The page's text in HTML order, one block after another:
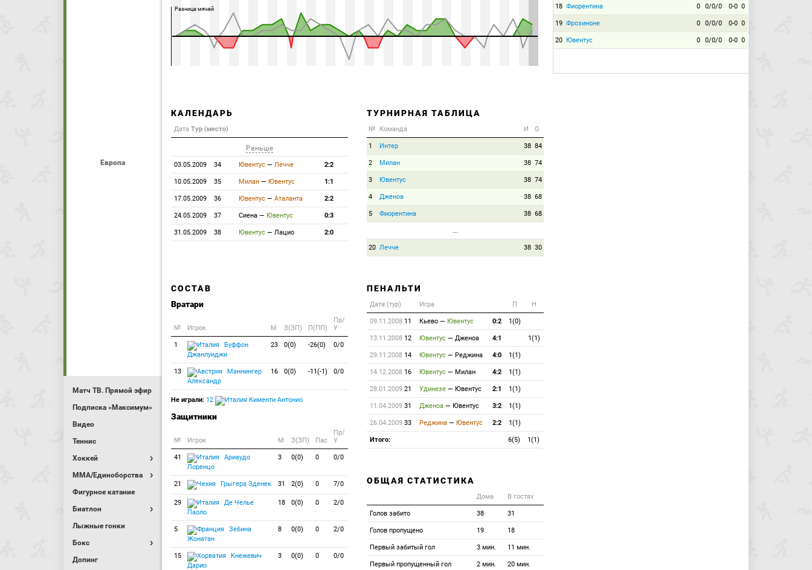
Европа
Матч ТВ. Прямой эфир
Подписка «Максимум»
Видео
Теннис
Хоккей
MMA/Единоборства
Фигурное катание
Биатлон
Лыжные гонки
Бокс
Допинг
Разница мячей
КАЛЕНДАРЬ
Дата Тур (место)
Раньше
03.05.2009 34 Ювентус — Лечче 2:2
10.05.2009 35 Милан — Ювентус 1:1
17.05.2009 36 Ювентус — Аталанта 2:2
24.05.2009 37 Сиена — Ювентус 0:3
31.05.2009 38 Ювентус — Лацио 2:0
ТУРНИРНАЯ ТАБЛИЦА
№ Команда И О
1 Интер 38 84
2 Милан 38 74
3 Ювентус 38 74
4 Дженоа 38 68
5 Фиорентина 38 68
...
20 Лечче 38 30
СОСТАВ
Вратари
№ Игрок M З(ЗП) П(ПП)
Пр/
У
1
Буффон
Джанлуиджи
23 0(0) -26(0) 0/0
13
Маннингер
Александр
16 0(0) -11(-1) 0/0
Не играли: 12 Кименти Антонио
Защитники
№ Игрок M З(ЗП) Пас
Пр/
У
41
Ариаудо
Лоренцо
3 0(0) 0 0/0
21 Грыгера Зденек 31 2(0) 0 7/0
29
Де Челье
Паоло
18 0(0) 0 2/0
5
Зебина
Жонатан
8 0(0) 0 2/0
15
Кнежевич
Дарио
3 0(0) 0 0/0
ПЕНАЛЬТИ
Дата (тур) Игра П Н
09.11.200811 Кьево — Ювентус 0:2 1(0)
13.11.200812 Ювентус — Дженоа 4:1 1(1)
29.11.200814 Ювентус — Реджина 4:0 1(1)
14.12.200816 Ювентус — Милан 4:2 1(1)
28.01.200921 Удинезе — Ювентус 2:1 1(1)
11.04.200931 Дженоа — Ювентус 3:2 1(1)
26.04.200933 Реджина — Ювентус 2:2 1(1)
Итого: 6(5) 1(1)
ОБЩАЯ СТАТИСТИКА
Дома В гостях
Голов забито 38 31
Голов пропущено 19 18
Первый забитый гол 3 мин. 11 мин.
Первый пропущенный гол 2 мин. 20 мин.
18 Фиорентина 0 0/0/0 0-0 0
19 Фрозиноне 0 0/0/0 0-0 0
20 Ювентус 0 0/0/0 0-0 0